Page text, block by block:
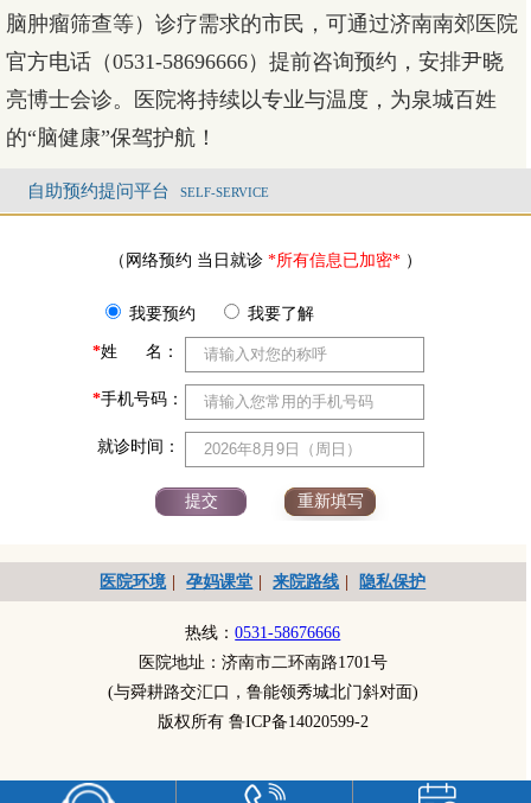
脑肿瘤筛查等）诊疗需求的市民，可通过济南南郊医院
官方电话（0531-58696666）提前咨询预约，安排尹晓
亮博士会诊。医院将持续以专业与温度，为泉城百姓
的“脑健康”保驾护航！
自助预约提问平台 SELF-SERVICE
（网络预约 当日就诊 *所有信息已加密* ）
我要预约 我要了解
*姓 名：
*手机号码：
就诊时间：
医院环境 孕妈课堂 来院路线 隐私保护
热线：0531-58676666
医院地址：济南市二环南路1701号
(与舜耕路交汇口，鲁能领秀城北门斜对面)
版权所有 鲁ICP备14020599-2